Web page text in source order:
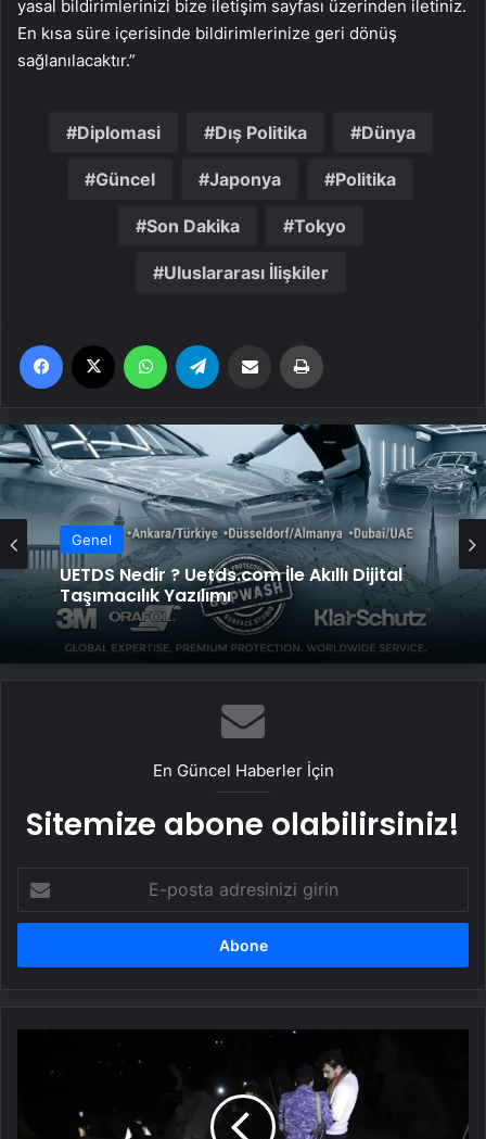
yasal bildirimlerinizi bize iletişim sayfası üzerinden iletiniz.
En kısa süre içerisinde bildirimlerinize geri dönüş
sağlanılacaktır.”
Diplomasi Dış Politika Dünya
Güncel Japonya Politika
Son Dakika Tokyo
Uluslararası İlişkiler
Facebook WhatsApp Email'den paylaş
Genel
UETDS Nedir ? Uetds.com İle Akıllı Dijital
Taşımacılık Yazılımı
Genel
En Güncel Haberler İçin
Sitemize abone olabilirsiniz!
posta
adresinizi